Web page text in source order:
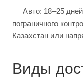
Авто: 18–25
пограничного
Казахстан или
Виды